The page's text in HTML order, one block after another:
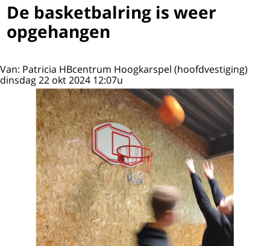
De basketbalring is weer
opgehangen
Van: Patricia HBcentrum Hoogkarspel (hoofdvestiging)
dinsdag 22 okt 2024 12:07u